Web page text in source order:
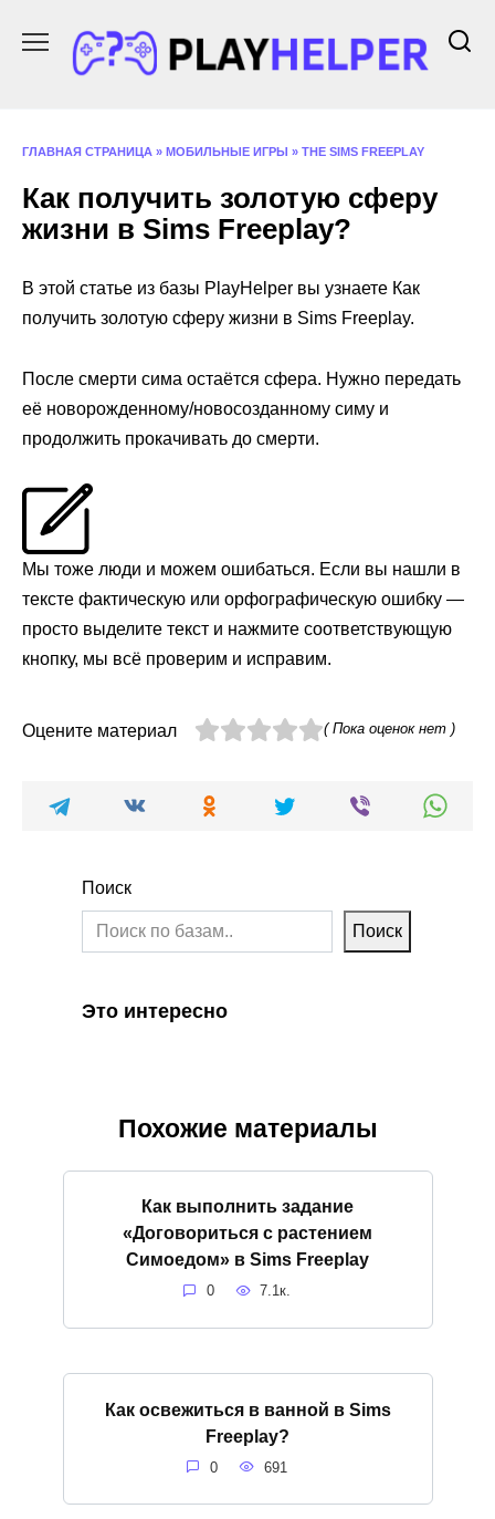
содержанию
ГЛАВНАЯ СТРАНИЦА » МОБИЛЬНЫЕ ИГРЫ » THE SIMS FREEPLAY
Как получить золотую сферу
жизни в Sims Freeplay?
В этой статье из базы PlayHelper вы узнаете Как
получить золотую сферу жизни в Sims Freeplay.
После смерти сима остаётся сфера. Нужно передать
её новорожденному/новосозданному симу и
продолжить прокачивать до смерти.
Мы тоже люди и можем ошибаться. Если вы нашли в
тексте фактическую или орфографическую ошибку —
просто выделите текст и нажмите соответствующую
кнопку, мы всё проверим и исправим.
Оцените материал ( Пока оценок нет )
Поиск
Поиск
Это интересно
Похожие материалы
Как выполнить задание
«Договориться с растением
Симоедом» в Sims Freeplay
0 7.1к.
Как освежиться в ванной в Sims
Freeplay?
0 691